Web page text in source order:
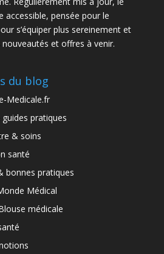
accessible, pensée pour le
s’équiper plus sereinement et
et offres à venir.
du blog
Medicale.fr
guides pratiques
& soins
santé
bonnes pratiques
Médical
médicale